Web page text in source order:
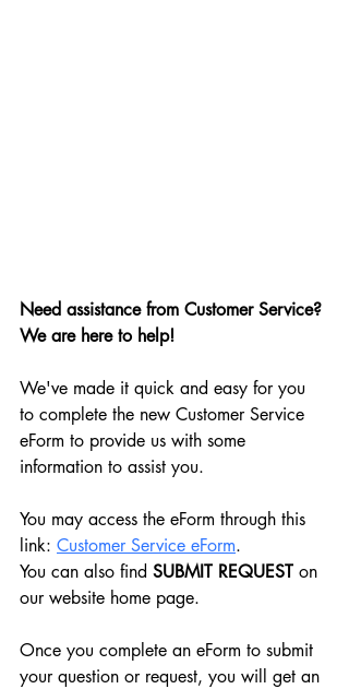
Need assistance from Customer Service?
We are here to help!
We've made it quick and easy for you
to complete the new Customer Service
eForm to provide us with some
information to assist you.
You may access the eForm through this
link: Customer Service eForm.
You can also find SUBMIT REQUEST on
our website home page.
Once you complete an eForm to submit
your question or request, you will get an